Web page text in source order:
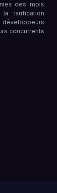
des mois
tarification
concurrents